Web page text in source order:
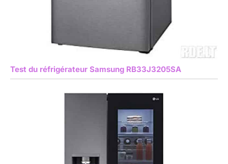
Test du réfrigérateur Samsung RB33J3205SA